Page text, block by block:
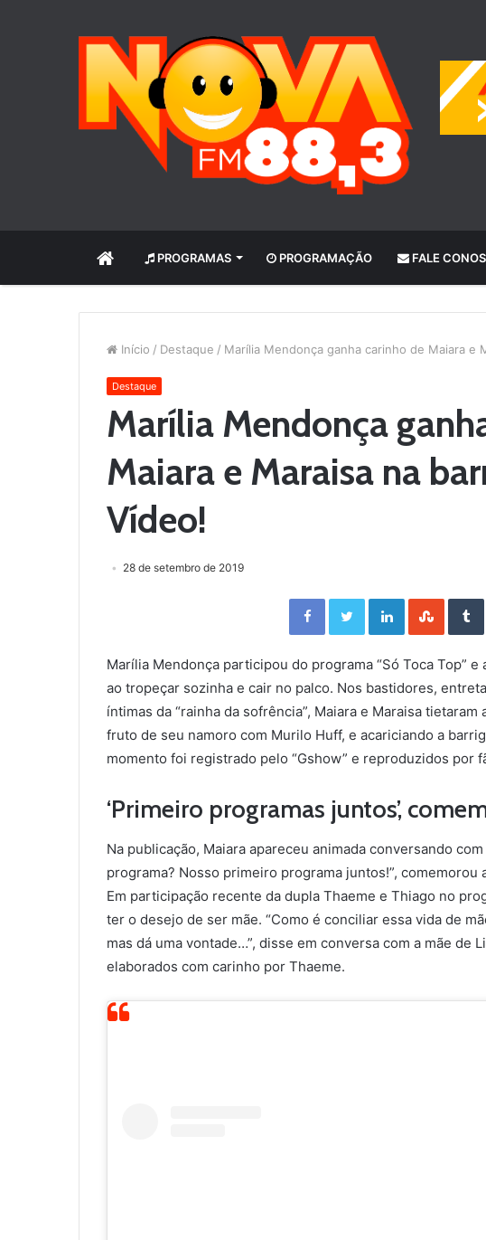
INÍCIO PROGRAMAS PROGRAMAÇÃO FALE
Início / Destaque / Marília Mendonça ganha carinho de Maiara e
Destaque
Marília Mendonça
Maiara e Maraisa na
Vídeo!
28 de setembro de 2019
Facebook Twitter LinkedIn StumbleUpon
Marília Mendonça participou do programa “Só Toca Top”
ao tropeçar sozinha e cair no palco. Nos bastidores,
íntimas da “rainha da sofrência”, Maiara e Maraisa
fruto de seu namoro com Murilo Huff, e acariciando a
momento foi registrado pelo “Gshow” e reproduzidos por
‘Primeiro programas juntos’,
Na publicação, Maiara apareceu animada conversando
programa? Nosso primeiro programa juntos!”, comemorou
Em participação recente da dupla Thaeme e Thiago no
ter o desejo de ser mãe. “Como é conciliar essa vida de
mas dá uma vontade…”, disse em conversa com a mãe de
elaborados com carinho por Thaeme.